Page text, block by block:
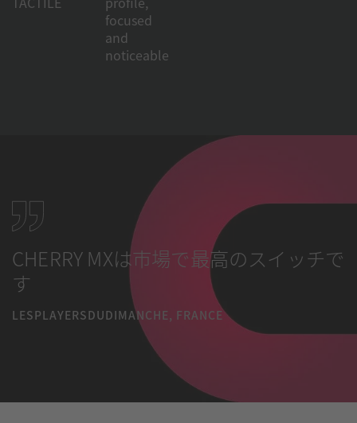
focused
and
noticeable
CHERRY MXは市場で最高のスイッチで
す
LESPLAYERSDUDIMANCHE, FRANCE